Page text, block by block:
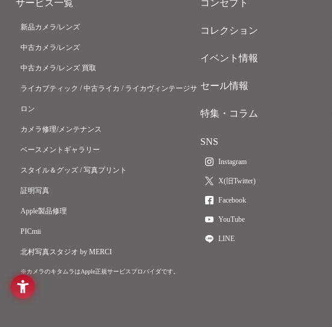
サービス一覧
新品カメラ/レンズ
中古カメラ/レンズ
中古カメラ/レンズ 買取
ライカブティック / 中古ライカ / ライカヴィンテージサ
ロン
カメラ修理/メンテナンス
ベースメントギャラリー
スタイル＆グッズ / 写真プリント
証明写真
Apple製品修理
PICmii
北村写真スタジオ by MERCI
※カメラのキタムラはApple正規サービスプロバイダです。
コンセプト
コレクション
イベント情報
セール情報
特集・コラム
SNS
Instagram
X(旧Twitter)
Facebook
YouTube
LINE